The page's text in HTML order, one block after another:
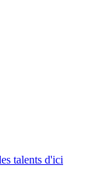
talents d'ici